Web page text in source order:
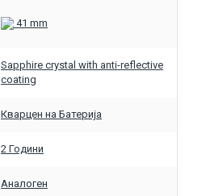
41 mm
Sapphire crystal with anti-reflective
coating
Кварцен на Батерија
2 Години
Аналоген